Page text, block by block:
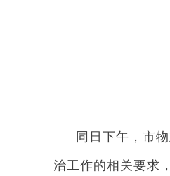
同日下午，市
治工作的相关要求